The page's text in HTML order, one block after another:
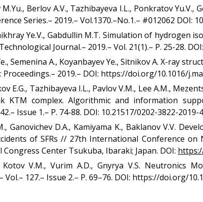
Berlov A.V., Tazhibayeva I.L., Ponkratov
Series.– 2019.– Vol.1370.–No.1.– #012062 DOI:
Ye.V., Gabdullin M.T. Simulation of hydrogen
Journal.– 2019.– Vol. 21(1).– P. 25-28.
Semenina A., Koyanbayev Ye., Sitnikov A. X-ray
2019.– DOI: https://doi.org/10.1016/
E.G., Tazhibayeva I.L., Pavlov V.M., Lee A.M.,
KTM complex. Algorithmic and information
Issue 1.– P. 74-88. DOI: 10.21517/0202-3822-2019-
Ganovichev D.A., Kamiyama K., Baklanov V.V.
of SFRs // 27th International Conference on
Center Tsukuba, Ibaraki; Japan. DOI:
V.M., Vurim A.D., Gnyrya V.S. Neutronics
127.– Issue 2.– P. 69–76. DOI: https://doi.org/